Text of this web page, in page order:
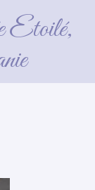
Etoilé,